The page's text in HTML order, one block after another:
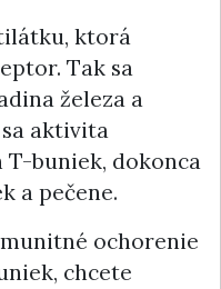
ktorá
Tak sa
železa a
aktivita
T-buniek, dokonca
a pečene.
ochorenie
chcete